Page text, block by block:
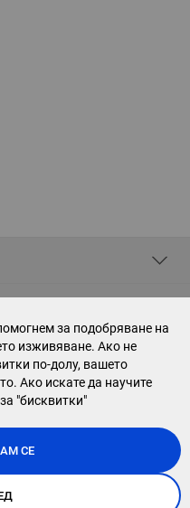
за подобряване на
изживяване. Ако не
по-долу, вашето
Ако искате да научите
"бисквитки"
СЕ
All Rights Reserved.